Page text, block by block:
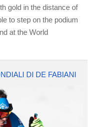
gold in the distance of
to step on the podium
at the World
DI DE FABIANI